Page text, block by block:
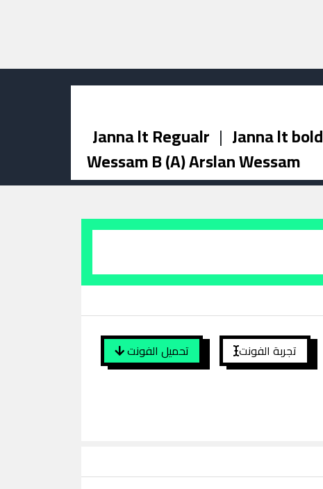
Janna lt Regualr | Janna lt bold
Wessam B (A) Arslan Wessam
تحميل الفونت تجربة الفونت